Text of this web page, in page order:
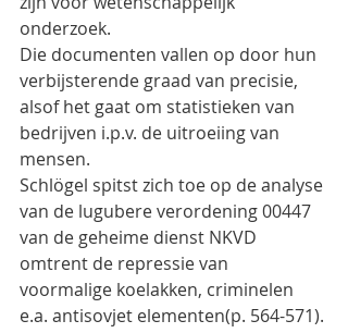
onderzoek.
Die documenten vallen op door hun
verbijsterende graad van precisie,
alsof het gaat om statistieken van
bedrijven i.p.v. de uitroeiing van
mensen.
Schlögel spitst zich toe op de analyse
van de lugubere verordening 00447
van de geheime dienst NKVD
omtrent de repressie van
voormalige koelakken, criminelen
e.a. antisovjet elementen(p. 564-571).